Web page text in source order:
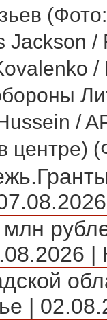
Jackson
/
центре)
|
|